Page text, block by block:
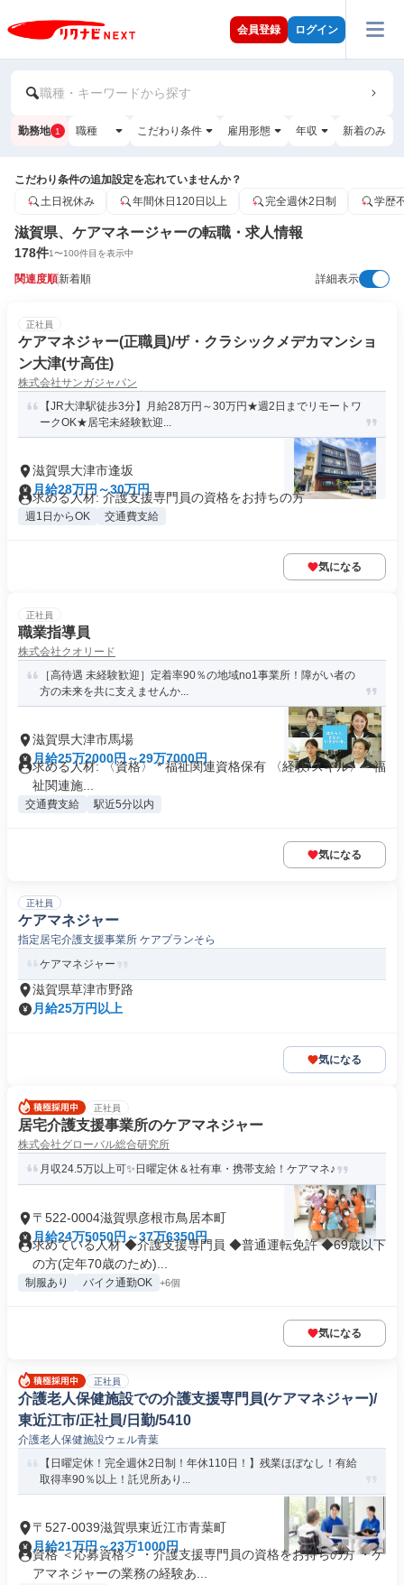
会員登録 ログイン
職種・キーワードから探す
勤務地 1 職種 こだわり条件 雇用形態 年収 新着のみ
こだわり条件の追加設定を忘れていませんか？
土日祝休み
年間休日120日以上 完全週休2日制 学歴
滋賀県、ケアマネージャーの転職・求人情報
178件1〜100件目を表示中
関連度順新着順 詳細表示
正社員
ケアマネジャー(正職員)/ザ・クラシックメデカマンショ
ン大津(サ高住)
株式会社サンガジャパン
【JR大津駅徒歩3分】月給28万円～30万円★週2日までリモートワ
ークOK★居宅未経験歓迎...
滋賀県大津市逢坂
月給28万円～30万円
求める人材: 介護支援専門員の資格をお持ちの方
週1日からOK 交通費支給
気になる
正社員
職業指導員
株式会社クオリード
［高待遇 未経験歓迎］定着率90％の地域no1事業所！障がい者の
方の未来を共に支えませんか...
滋賀県大津市馬場
月給25万2000円～29万7000円
求める人材: 〈資格〉 * 福祉関連資格保有 〈経験/スキル〉 * 福
祉関連施...
交通費支給 駅近5分以内
気になる
正社員
ケアマネジャー
指定居宅介護支援事業所 ケアプランそら
ケアマネジャー
滋賀県草津市野路
月給25万円以上
気になる
正社員
居宅介護支援事業所のケアマネジャー
株式会社グローバル総合研究所
月収24.5万以上可✨日曜定休＆社有車・携帯支給！ケアマネ♪
〒522-0004滋賀県彦根市鳥居本町
月給24万5050円～37万6350円
求めている人材 ◆介護支援専門員 ◆普通運転免許 ◆69歳以下
の方(定年70歳のため)...
制服あり バイク通勤OK +6個
気になる
正社員
介護老人保健施設での介護支援専門員(ケアマネジャー)/
東近江市/正社員/日勤/5410
介護老人保健施設ウェル青葉
【日曜定休！完全週休2日制！年休110日！】残業ほぼなし！有給
取得率90％以上！託児所あり...
〒527-0039滋賀県東近江市青葉町
月給21万円～23万1000円
資格 ＜応募資格＞ ・介護支援専門員の資格をお持ちの方 ・ケ
アマネジャーの業務の経験あ...